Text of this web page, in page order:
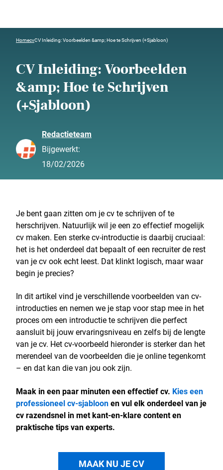
HomecvCV Inleiding: Voorbeelden &amp; Hoe te Schrijven (+Sjabloon)
CV Inleiding: Voorbeelden
&amp; Hoe te Schrijven
(+Sjabloon)
Redactieteam
Bijgewerkt:
18/02/2026
Je bent gaan zitten om je cv te schrijven of te
herschrijven. Natuurlijk wil je een zo effectief mogelijk
cv maken. Een sterke cv-introductie is daarbij cruciaal:
het is het onderdeel dat bepaalt of een recruiter de rest
van je cv ook echt leest. Dat klinkt logisch, maar waar
begin je precies?
In dit artikel vind je verschillende voorbeelden van cv-
introducties en nemen we je stap voor stap mee in het
proces om een introductie te schrijven die perfect
aansluit bij jouw ervaringsniveau en zelfs bij de lengte
van je cv. Het cv-voorbeeld hieronder is sterker dan het
merendeel van de voorbeelden die je online tegenkomt
– en dat kan die van jou ook zijn.
Maak in een paar minuten een effectief cv. Kies een
professioneel cv-sjabloonen vul elk onderdeel van je
cv razendsnel in met kant-en-klare content en
praktische tips van experts.
MAAK NU JE CV